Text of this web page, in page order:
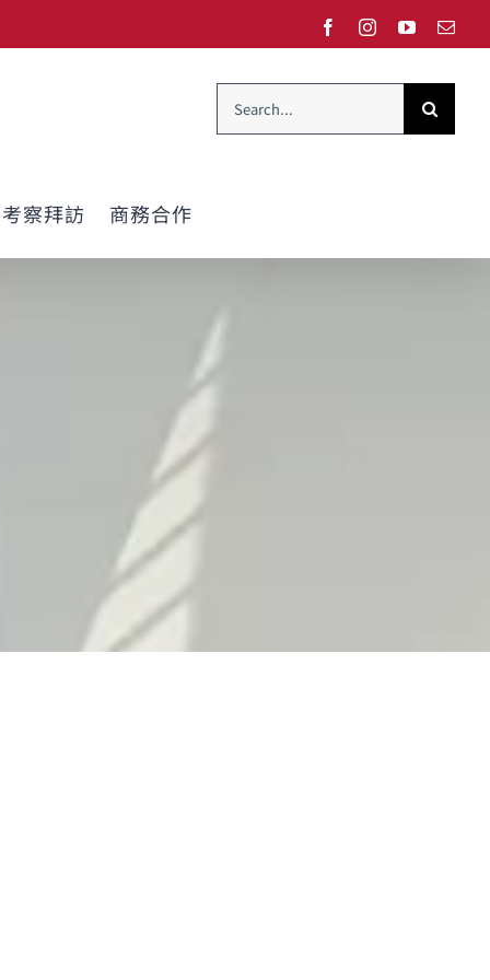
FacebookInstagramYouTube
Search
for:
考察拜訪 商務合作